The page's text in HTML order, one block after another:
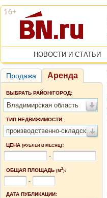
НОВОСТИ И СТАТЬИ
Продажа Аренда
ВЫБРАТЬ РАЙОН/ГОРОД:
Владимирская область
ТИП НЕДВИЖИМОСТИ:
производственно-складские помещения
ЦЕНА (РУБЛЕЙ В МЕСЯЦ):
-
ОБЩАЯ ПЛОЩАДЬ (М2):
-
ДАТА ПУБЛИКАЦИИ: